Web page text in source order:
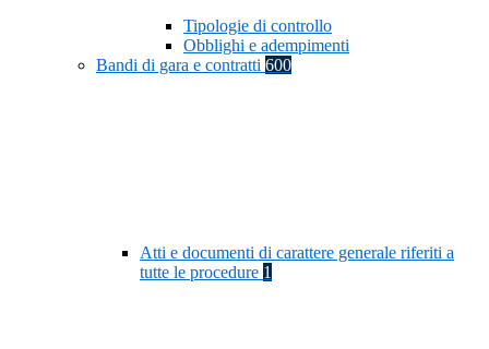
Tipologie di controllo
Obblighi e adempimenti
Bandi di gara e contratti 600
Atti e documenti di carattere generale riferiti a
tutte le procedure 1